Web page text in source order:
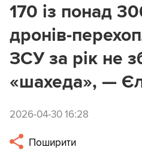
170 із понад
дронів-
ЗСУ за рік не
«шахеда», —
2026-04-30 16:28
Поширити